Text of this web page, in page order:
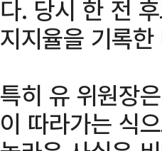
다. 당시 한 전
지지율을 기록
특히 유 위원장
이 따라가는 식